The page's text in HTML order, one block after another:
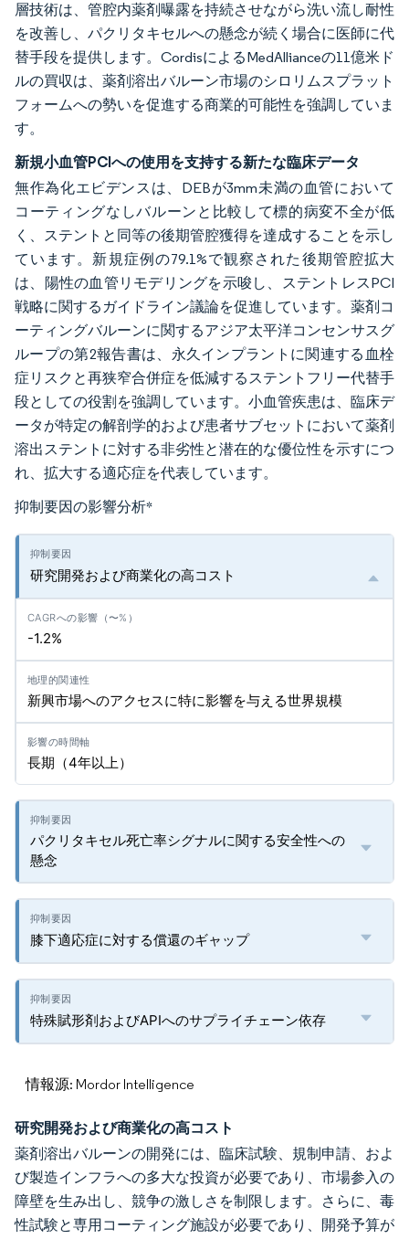
層技術は、管腔内薬剤曝露を持続させながら洗い流し耐性
を改善し、パクリタキセルへの懸念が続く場合に医師に代
替手段を提供します。CordisによるMedAllianceの11億米ド
ルの買収は、薬剤溶出バルーン市場のシロリムスプラット
フォームへの勢いを促進する商業的可能性を強調していま
す。
新規小血管PCIへの使用を支持する新たな臨床データ
無作為化エビデンスは、DEBが3mm未満の血管において
コーティングなしバルーンと比較して標的病変不全が低
く、ステントと同等の後期管腔獲得を達成することを示し
ています。新規症例の79.1%で観察された後期管腔拡大
は、陽性の血管リモデリングを示唆し、ステントレスPCI
戦略に関するガイドライン議論を促進しています。薬剤コ
ーティングバルーンに関するアジア太平洋コンセンサスグ
ループの第2報告書は、永久インプラントに関連する血栓
症リスクと再狭窄合併症を低減するステントフリー代替手
段としての役割を強調しています。小血管疾患は、臨床デ
ータが特定の解剖学的および患者サブセットにおいて薬剤
溶出ステントに対する非劣性と潜在的な優位性を示すにつ
れ、拡大する適応症を代表しています。
抑制要因の影響分析*
研究開発および商業化の高コスト
-1.2%
新興市場へのアクセスに特に影響を与える世界規模
長期（4年以上）
パクリタキセル死亡率シグナルに関する安全性への
懸念
膝下適応症に対する償還のギャップ
特殊賦形剤およびAPIへのサプライチェーン依存
情報源: Mordor Intelligence
研究開発および商業化の高コスト
薬剤溶出バルーンの開発には、臨床試験、規制申請、およ
び製造インフラへの多大な投資が必要であり、市場参入の
障壁を生み出し、競争の激しさを制限します。さらに、毒
性試験と専用コーティング施設が必要であり、開発予算が